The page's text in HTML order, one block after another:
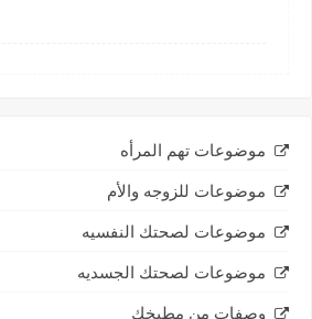
موضوعات تهم المرأه
موضوعات للزوجه والأم
موضوعات لصحتك النفسيه
موضوعات لصحتك الجسديه
وصفات من مطبخك